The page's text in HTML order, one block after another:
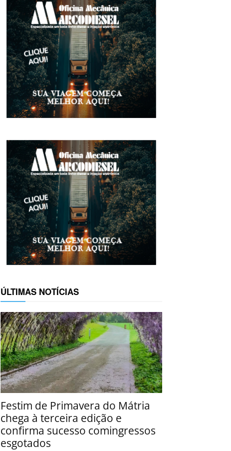
ÚLTIMAS NOTÍCIAS
Festim de Primavera do Mátria
chega à terceira edição e
confirma sucesso comingressos
esgotados